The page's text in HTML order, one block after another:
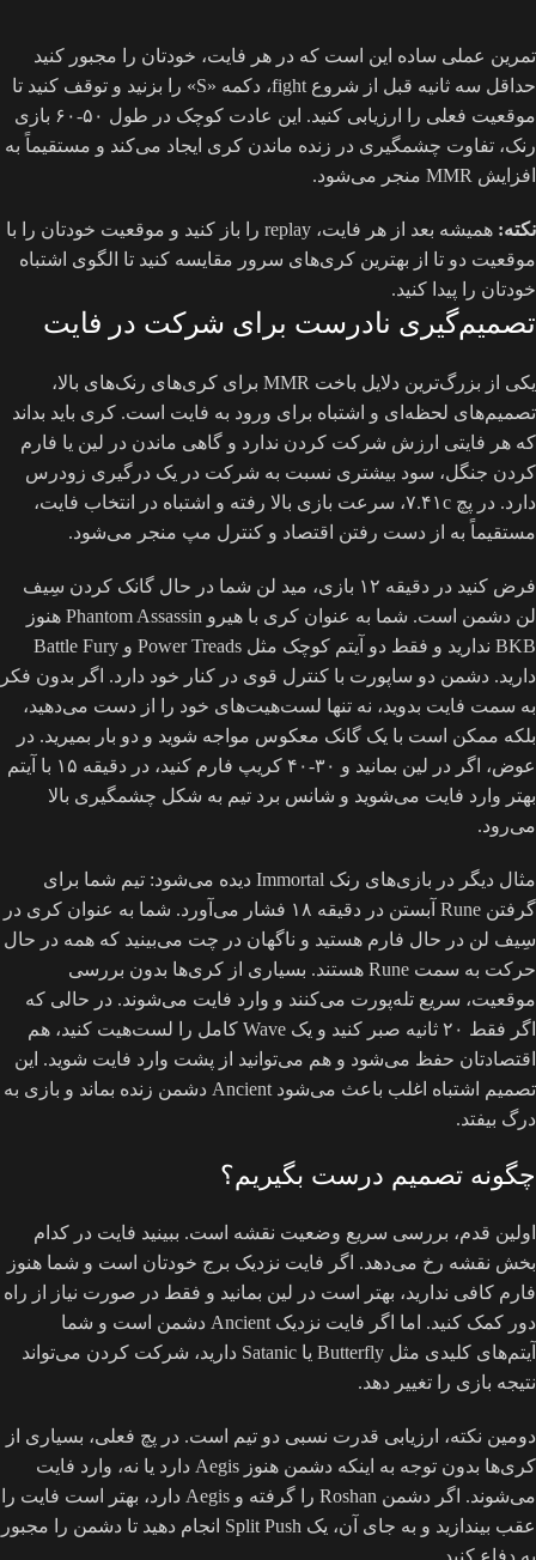
تمرین عملی ساده این است که در هر فایت، خودتان را مجبور کنید
حداقل سه ثانیه قبل از شروع fight، دکمه «S» را بزنید و توقف کنید تا
موقعیت فعلی را ارزیابی کنید. این عادت کوچک در طول ۵۰-۶۰ بازی
رنک، تفاوت چشمگیری در زنده ماندن کری ایجاد می‌کند و مستقیماً به
افزایش MMR منجر می‌شود.
نکته:
همیشه بعد از هر فایت، replay را باز کنید و موقعیت خودتان را با
موقعیت دو تا از بهترین کری‌های سرور مقایسه کنید تا الگوی اشتباه
خودتان را پیدا کنید.
تصمیم‌گیری نادرست برای شرکت در فایت
یکی از بزرگ‌ترین دلایل باخت MMR برای کری‌های رنک‌های بالا،
تصمیم‌های لحظه‌ای و اشتباه برای ورود به فایت است. کری باید بداند
که هر فایتی ارزش شرکت کردن ندارد و گاهی ماندن در لین یا فارم
کردن جنگل، سود بیشتری نسبت به شرکت در یک درگیری زودرس
دارد. در پچ ۷.۴۱c، سرعت بازی بالا رفته و اشتباه در انتخاب فایت،
مستقیماً به از دست رفتن اقتصاد و کنترل مپ منجر می‌شود.
فرض کنید در دقیقه ۱۲ بازی، مید لن شما در حال گانک کردن سِیف
لن دشمن است. شما به عنوان کری با هیرو Phantom Assassin هنوز
BKB ندارید و فقط دو آیتم کوچک مثل Power Treads و Battle Fury
دارید. دشمن دو ساپورت با کنترل قوی در کنار خود دارد. اگر بدون فکر
به سمت فایت بدوید، نه تنها لست‌هیت‌های خود را از دست می‌دهید،
بلکه ممکن است با یک گانک معکوس مواجه شوید و دو بار بمیرید. در
عوض، اگر در لین بمانید و ۳۰-۴۰ کریپ فارم کنید، در دقیقه ۱۵ با آیتم
بهتر وارد فایت می‌شوید و شانس برد تیم به شکل چشمگیری بالا
می‌رود.
مثال دیگر در بازی‌های رنک Immortal دیده می‌شود: تیم شما برای
گرفتن Rune آبستن در دقیقه ۱۸ فشار می‌آورد. شما به عنوان کری در
سِیف لن در حال فارم هستید و ناگهان در چت می‌بینید که همه در حال
حرکت به سمت Rune هستند. بسیاری از کری‌ها بدون بررسی
موقعیت، سریع تله‌پورت می‌کنند و وارد فایت می‌شوند. در حالی که
اگر فقط ۲۰ ثانیه صبر کنید و یک Wave کامل را لست‌هیت کنید، هم
اقتصادتان حفظ می‌شود و هم می‌توانید از پشت وارد فایت شوید. این
تصمیم اشتباه اغلب باعث می‌شود Ancient دشمن زنده بماند و بازی به
درگ بیفتد.
چگونه تصمیم درست بگیریم؟
اولین قدم، بررسی سریع وضعیت نقشه است. ببینید فایت در کدام
بخش نقشه رخ می‌دهد. اگر فایت نزدیک برج خودتان است و شما هنوز
فارم کافی ندارید، بهتر است در لین بمانید و فقط در صورت نیاز از راه
دور کمک کنید. اما اگر فایت نزدیک Ancient دشمن است و شما
آیتم‌های کلیدی مثل Butterfly یا Satanic دارید، شرکت کردن می‌تواند
نتیجه بازی را تغییر دهد.
دومین نکته، ارزیابی قدرت نسبی دو تیم است. در پچ فعلی، بسیاری از
کری‌ها بدون توجه به اینکه دشمن هنوز Aegis دارد یا نه، وارد فایت
می‌شوند. اگر دشمن Roshan را گرفته و Aegis دارد، بهتر است فایت را
عقب بیندازید و به جای آن، یک Split Push انجام دهید تا دشمن را مجبور
به دفاع کنید.